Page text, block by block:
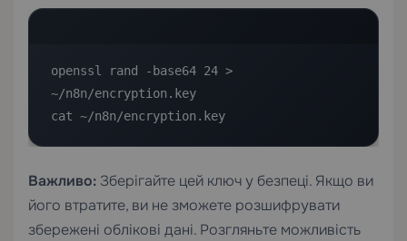
openssl rand -base64 24 >
~/n8n/encryption.key
cat ~/n8n/encryption.key
Важливо: Зберігайте цей ключ у безпеці. Якщо ви
його втратите, ви не зможете розшифрувати
збережені облікові дані. Розгляньте можливість